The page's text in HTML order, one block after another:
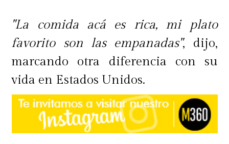
"La comida acá es rica, mi plato
favorito son las empanadas", dijo,
marcando otra diferencia con su
vida en Estados Unidos.